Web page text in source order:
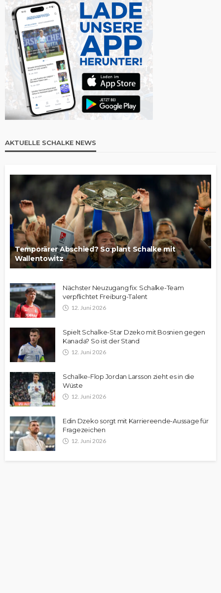
AKTUELLE SCHALKE NEWS
Temporärer Abschied? So plant Schalke mit
Wallentowitz
Nächster Neuzugang fix: Schalke-Team
verpflichtet Freiburg-Talent
12. Juni 2026
Spielt Schalke-Star Dzeko mit Bosnien gegen
Kanada? So ist der Stand
12. Juni 2026
Schalke-Flop Jordan Larsson zieht es in die
Wüste
12. Juni 2026
Edin Dzeko sorgt mit Karriereende-Aussage für
Fragezeichen
12. Juni 2026